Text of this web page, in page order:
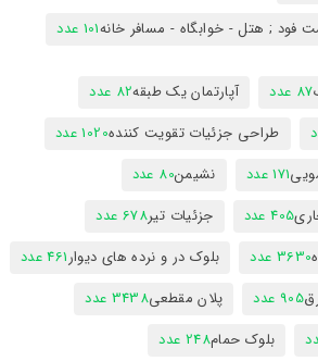
فود ; هتل - خوابگاه - مسافر خانه101 عدد
87 عدد آپارتمان یک طبقه82 عدد
طراحی جزئیات تقویت کننده1020 عدد
171 عدد نشیمن80 عدد
405 عدد جزئیات تیر678 عدد
3630 عدد بلوک در و نرده های دیوار461 عدد
905 عدد پلان مقطعی3438 عدد
بلوک حمام248 عدد